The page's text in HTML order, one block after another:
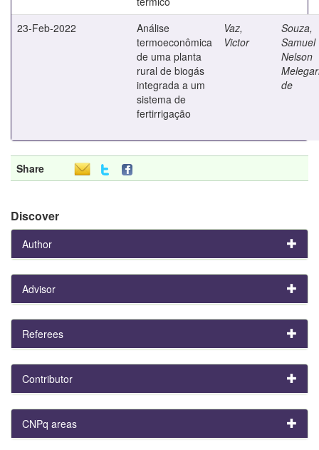
23-Feb-2022
Análise
termoeconômica
de uma planta
rural de biogás
integrada a um
sistema de
fertirrigação
Vaz,
Victor
Souza,
Samuel
Nelson
de
Share
Discover
Author
Advisor
Referees
Contributor
CNPq areas